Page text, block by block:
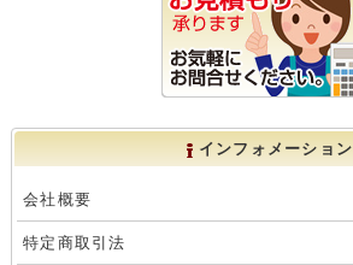
インフォメーション
会社概要
特定商取引法